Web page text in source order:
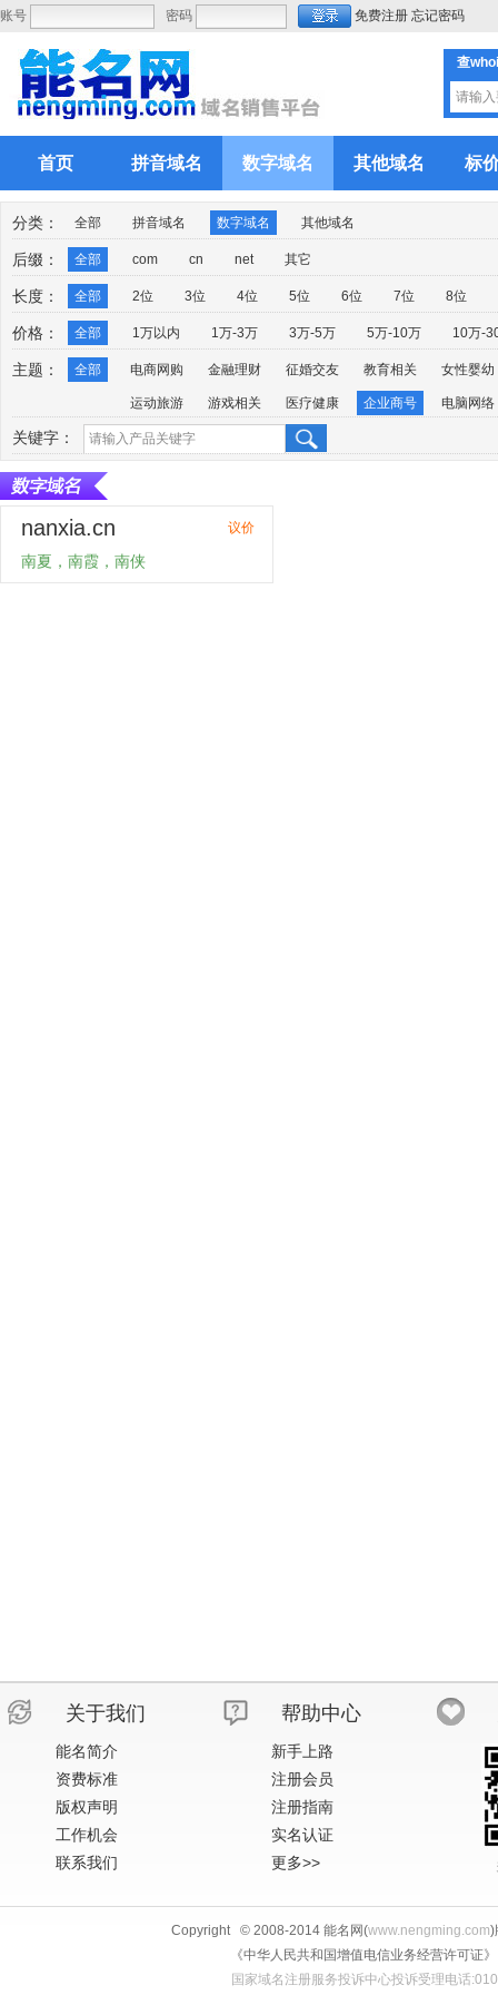
账号 密码 免费注册 忘记密码
查
首页 拼音域名 数字域名 其他域名 标
分类： 全部 拼音域名 数字域名 其他域名
后缀： 全部 com cn net 其它
长度： 全部 2位 3位 4位 5位 6位 7位 8位
价格： 全部 1万以内 1万-3万 3万-5万 5万-10万 10万-
主题： 全部 电商网购 金融理财 征婚交友 教育相关 女性婴幼
运动旅游 游戏相关 医疗健康 企业商号 电脑网络
关键字：
议价
nanxia.cn
南夏，南霞，南侠
关于我们
能名简介
资费标准
版权声明
工作机会
联系我们
帮助中心
新手上路
注册会员
注册指南
实名认证
更多>>
Copyright © 2008-2014 能名网(www.nengming.com)
《中华人民共和国增值电信业务经营许可
国家域名注册服务投诉中心投诉受理电话